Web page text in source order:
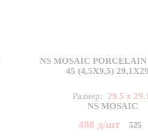
NS MOSAIC PORCELAIN
45 (4,5X9,5)
Размер:
29.5 x 29.1
NS MOSAIC
488 д/шт 525